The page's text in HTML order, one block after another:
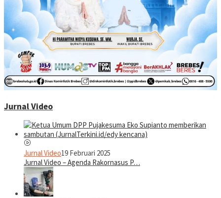
Jurnal Video
Jurnal Video19 Februari 2025
Jurnal Video – Agenda Rakornasus P…